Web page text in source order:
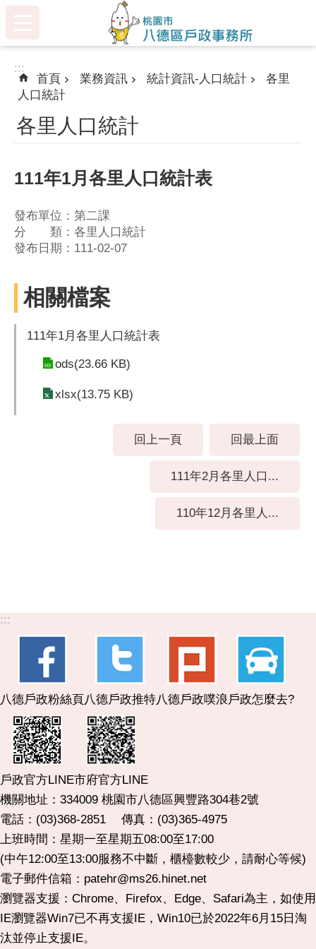
:::
首頁 業務資訊 統計資訊-人口統計
各里
人口統計
各里人口統計
111年1月各里人口統計表
發布單位：第二課
分 類：各里人口統計
發布日期：111-02-07
相關檔案
111年1月各里人口統計表
ods(23.66 KB)
xlsx(13.75 KB)
回上一頁 回最上面
111年2月各里人口...
110年12月各里人...
:::
八德戶政粉絲頁 八德戶政推特八德戶政噗浪戶政怎麼去?
戶政官方LINE市府官方LINE
機關地址：334009 桃園市八德區興豐路304巷2號
電話：(03)368-2851 傳真：(03)365-4975
上班時間：星期一至星期五08:00至17:00
(中午12:00至13:00服務不中斷，櫃檯數較少，請耐心等候)
電子郵件信箱：patehr@ms26.hinet.net
瀏覽器支援：Chrome、Firefox、Edge、Safari為主，如使用
IE瀏覽器Win7已不再支援IE，Win10已於2022年6月15日淘
汰並停止支援IE。